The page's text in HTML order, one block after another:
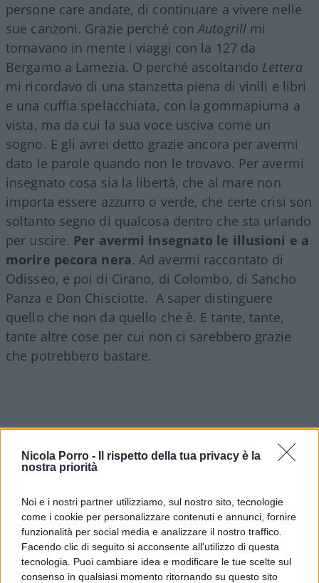
Nicola Porro -
Il rispetto della tua privacy è la
nostra priorità
Noi e i nostri partner utilizziamo, sul nostro sito, tecnologie
come i cookie per personalizzare contenuti e annunci, fornire
funzionalità per social media e analizzare il nostro traffico.
Facendo clic di seguito si acconsente all'utilizzo di questa
tecnologia. Puoi cambiare idea e modificare le tue scelte sul
consenso in qualsiasi momento ritornando su questo sito
persone care andate, di continuare a vivere nelle
sue canzoni. Grazie perché conAutogrill mi
tornavano in mente i viaggi con la 127 da
Bergamo a Lamezia. O perché ascoltando Lettera
mi ricordavo di una stanzetta piena di vinili e libri
e una cuffia spelacchiata, con la gommapiuma a
vista, ma da cui la sua voce usciva come un
sogno. E gli avrei detto grazie ancora per avermi
dato le parole quando non le trovavo. Per avermi
insegnato cosa sia la libertà, che al mare non
importa essere azzurro o verde, che certe crisi son
soltanto segno di qualcosa dentro che sta urlando
per uscire. Per avermi insegnato le illusioni e a
morire pecora nera. Ad avermi raccontato di
Odisseo, e poi di Cirano, di Colombo, di Sancho
Panza e Don Chisciotte. A saper distinguere
quello che non da quello che è. E tante, tante,
tante altre cose per cui non ci sarebbero grazie
che potrebbero bastare.